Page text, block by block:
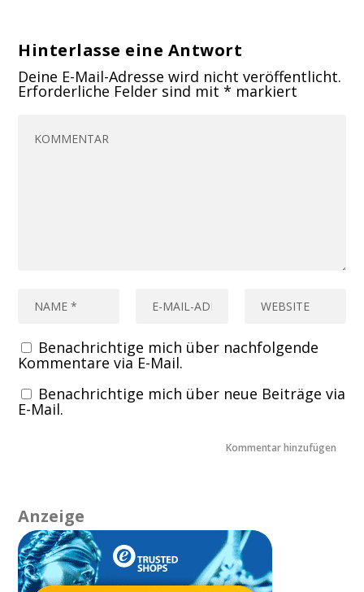
Hinterlasse eine Antwort
Deine E-Mail-Adresse wird nicht veröffentlicht.
Erforderliche Felder sind mit* markiert
Benachrichtige mich über nachfolgende
Kommentare via E-Mail.
Benachrichtige mich über neue Beiträge via
E-Mail.
Anzeige